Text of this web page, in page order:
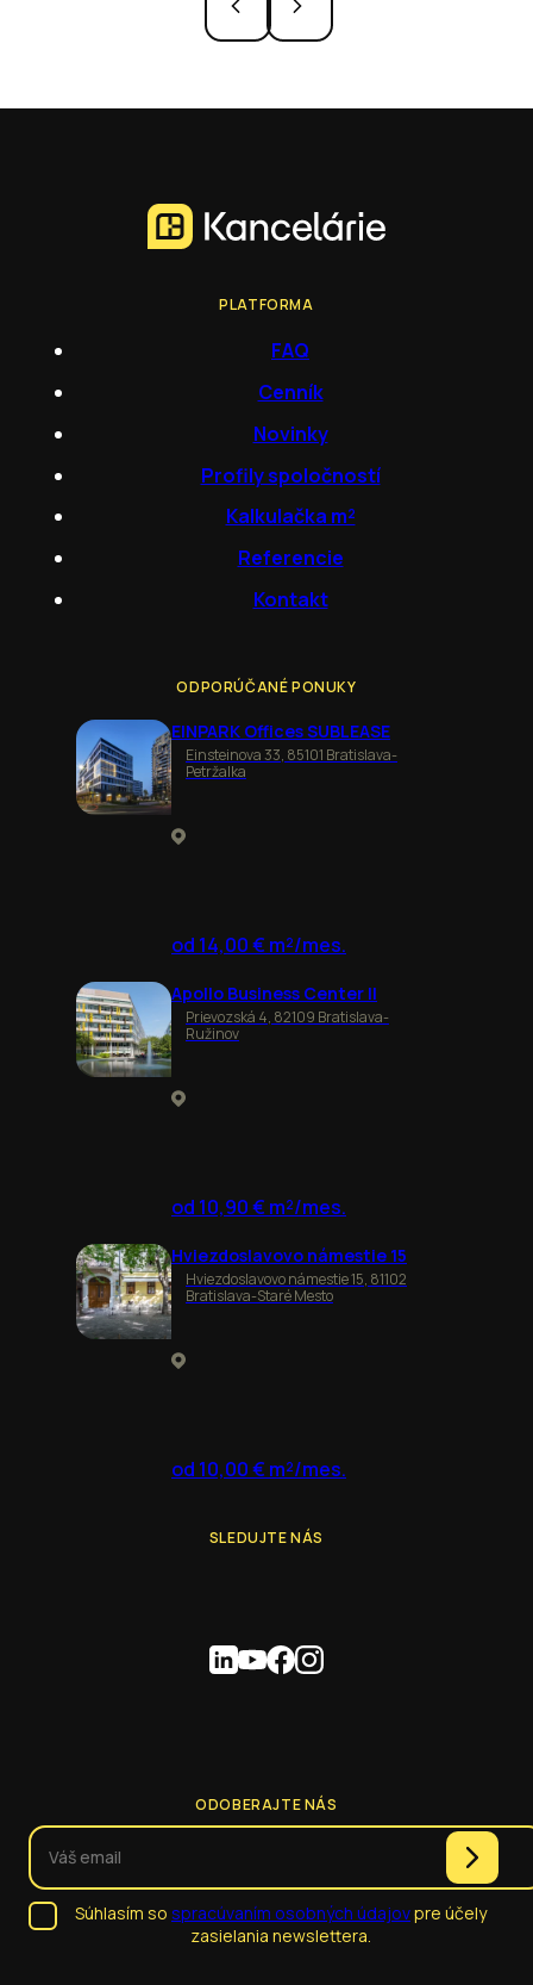
PLATFORMA
FAQ
Cenník
Novinky
Profily spoločností
Kalkulačka m²
Referencie
Kontakt
ODPORÚČANÉ PONUKY
EINPARK Offices SUBLEASE
Einsteinova 33, 85101 Bratislava-
Petržalka
od 14,00 € m²/mes.
Apollo Business Center II
Prievozská 4, 82109 Bratislava-
Ružinov
od 10,90 € m²/mes.
Hviezdoslavovo námestie 15
Hviezdoslavovo námestie 15, 81102
Bratislava-Staré Mesto
od 10,00 € m²/mes.
SLEDUJTE NÁS
ODOBERAJTE NÁS
Súhlasím so spracúvaním osobných údajovpre účely
zasielania newslettera.